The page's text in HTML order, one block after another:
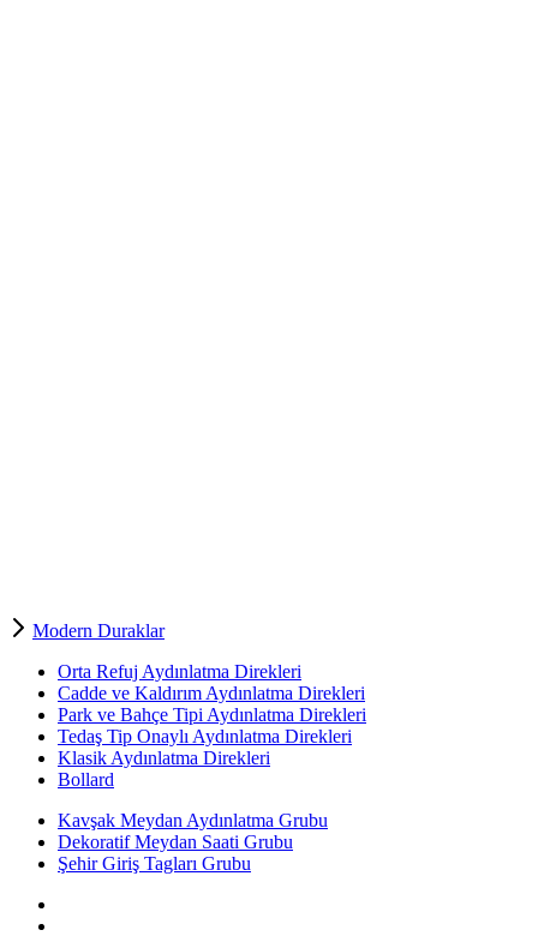
Modern Duraklar
Orta Refuj Aydınlatma Direkleri
Cadde ve Kaldırım Aydınlatma Direkleri
Park ve Bahçe Tipi Aydınlatma Direkleri
Tedaş Tip Onaylı Aydınlatma Direkleri
Klasik Aydınlatma Direkleri
Bollard
Kavşak Meydan Aydınlatma Grubu
Dekoratif Meydan Saati Grubu
Şehir Giriş Tagları Grubu